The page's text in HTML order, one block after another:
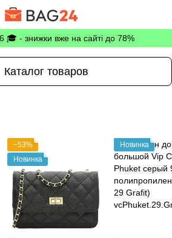
🎓 - знижки вже на сайті до 78%
Каталог товаров
−53%
Новинка
Новинка